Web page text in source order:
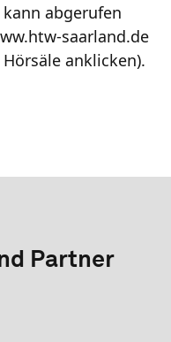
abgerufen
saarland.de
anklicken).
Partner